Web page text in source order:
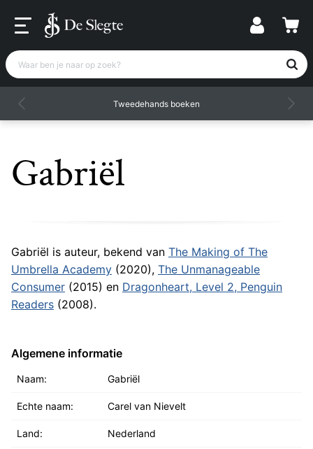
Waar ben je naar op zoek?
Tweedehands boeken
Gabriël
Gabriël is auteur, bekend van The Making of The
Umbrella Academy (2020), The Unmanageable
Consumer (2015) en Dragonheart, Level 2, Penguin
Readers (2008).
Algemene informatie
Naam: Gabriël
Echte naam: Carel van Nievelt
Land: Nederland